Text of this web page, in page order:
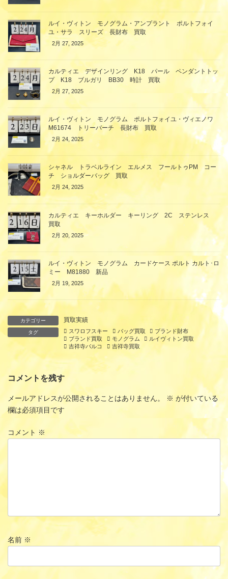
ルイ・ヴィトン モノグラム・アンプラント ポルトフォイ
ユ・サラ スリーズ 長財布 買取
2月 27, 2025
カルティエ デザインリング K18 パール ペンダントトッ
プ K18 ブルガリ BB30 時計 買取
2月 27, 2025
ルイ・ヴィトン モノグラム ポルトフォイユ・ヴィエノワ
M61674 トリーバーチ 長財布 買取
2月 24, 2025
シャネル トラベルライン エルメス フールトゥPM コー
チ ショルダーバッグ 買取
2月 24, 2025
カルティエ キーホルダー キーリング 2C ステンレス
買取
2月 20, 2025
ルイ・ヴィトン モノグラム カードケース ポルト カルト･ロ
ミー M81880 新品
2月 19, 2025
カテゴリー 買取実績
タグ スワロフスキー バッグ買取
ブランド財布
ブランド買取
モノグラム
ルイヴィトン買取
吉祥寺パルコ
吉祥寺買取
コメントを残す
メールアドレスが公開されることはありません。 ※ が付いている
欄は必須項目です
コメント ※
名前 ※